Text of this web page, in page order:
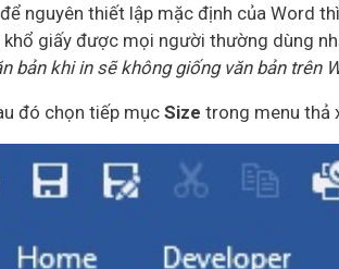
nguyên thiết lập mặc định của Word
khổ giấy được mọi người thường dùng
bản khi in sẽ không giống văn bản trên
đó chọn tiếp mục Size trong menu thả